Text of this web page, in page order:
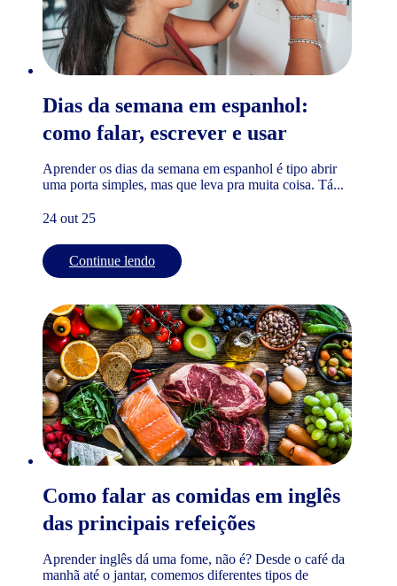
Dias da semana em espanhol:
como falar, escrever e usar
Aprender os dias da semana em espanhol é tipo abrir
uma porta simples, mas que leva pra muita coisa. Tá...
24 out 25
Continue lendo
Como falar as comidas em inglês
das principais refeições
Aprender inglês dá uma fome, não é? Desde o café da
manhã até o jantar, comemos diferentes tipos de